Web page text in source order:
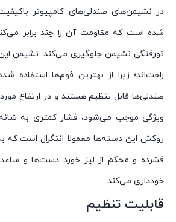
در نشیمن‌های صندلی‌های کامپیوتر
شده است که مقاومت آن را چند برابر
تورفتگی نشیمن جلوگیری می‌کند. نشیمن
راحت‌اند؛ زیرا از بهترین فوم‌ها
صندلی‌ها قابل ‌تنظیم هستند و در ارتفاع
ویژگی موجب می‌شود، فشار کمتری به
روکش این دسته‌ها معمولا انتگرال است
فشرده و محکم از لیز خورد دست‌ها و
خودداری می‌کند.
قابلیت تنظیم